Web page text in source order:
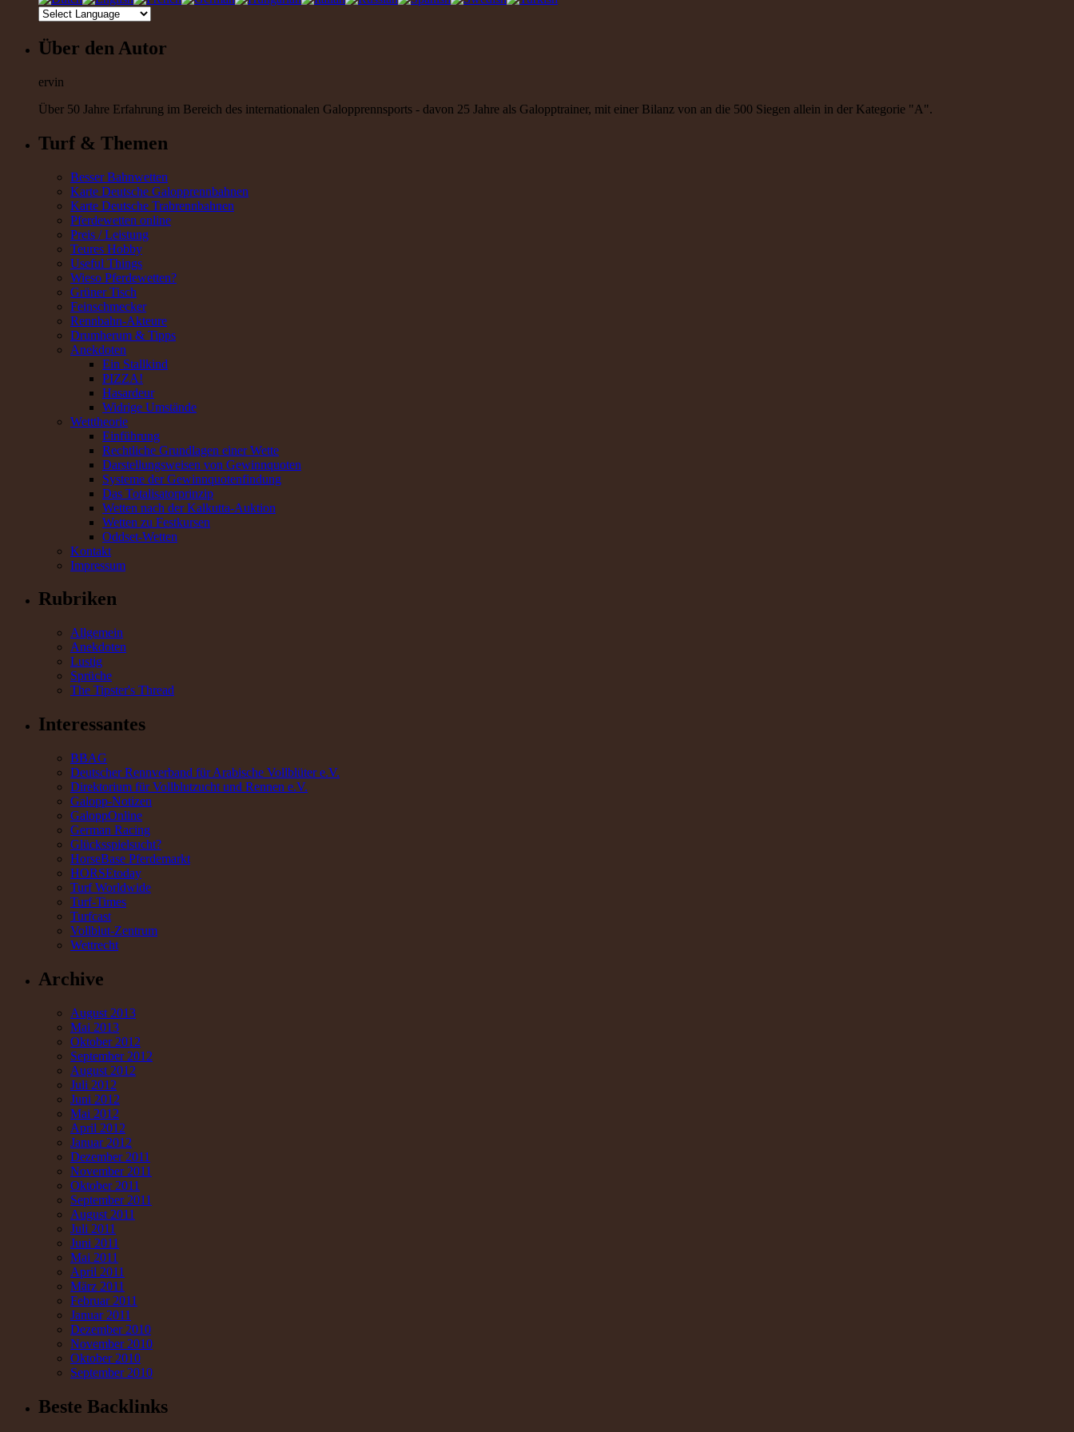
Über den Autor
ervin
Über 50 Jahre Erfahrung im Bereich des internationalen Galopprennsports - davon 25 Jahre als Galopptrainer, mit einer Bilanz von an die 500 Siegen allein in der Kategorie "A".
Turf & Themen
Besser Bahnwetten
Karte Deutsche Galopprennbahnen
Karte Deutsche Trabrennbahnen
Pferdewetten online
Preis / Leistung
Teures Hobby
Useful Things
Wieso Pferdewetten?
Grüner Tisch
Feinschmecker
Rennbahn-Akteure
Drumherum & Tipps
Anekdoten
Ein Stallkind
PIZZA!
Hasardeur
Widrige Umstände
Wetttheorie
Einführung
Rechtliche Grundlagen einer Wette
Darstellungsweisen von Gewinnquoten
Systeme der Gewinnquotenfindung
Das Totalisatorprinzip
Wetten nach der Kalkutta-Auktion
Wetten zu Festkursen
Oddset-Wetten
Kontakt
Impressum
Rubriken
Allgemein
Anekdoten
Lustig
Sprüche
The Tipster's Thread
Interessantes
BBAG
Deutscher Rennverband für Arabische Vollblüter e.V.
Direktorium für Vollblutzucht und Rennen e.V.
Galopp-Notizen
GaloppOnline
German Racing
Glücksspielsucht?
HorseBase Pferdemarkt
HORSEtoday
Turf Worldwide
Turf-Times
Turfcast
Vollblut-Zentrum
Wettrecht
Archive
August 2013
Mai 2013
Oktober 2012
September 2012
August 2012
Juli 2012
Juni 2012
Mai 2012
April 2012
Januar 2012
Dezember 2011
November 2011
Oktober 2011
September 2011
August 2011
Juli 2011
Juni 2011
Mai 2011
April 2011
März 2011
Februar 2011
Januar 2011
Dezember 2010
November 2010
Oktober 2010
September 2010
Beste Backlinks